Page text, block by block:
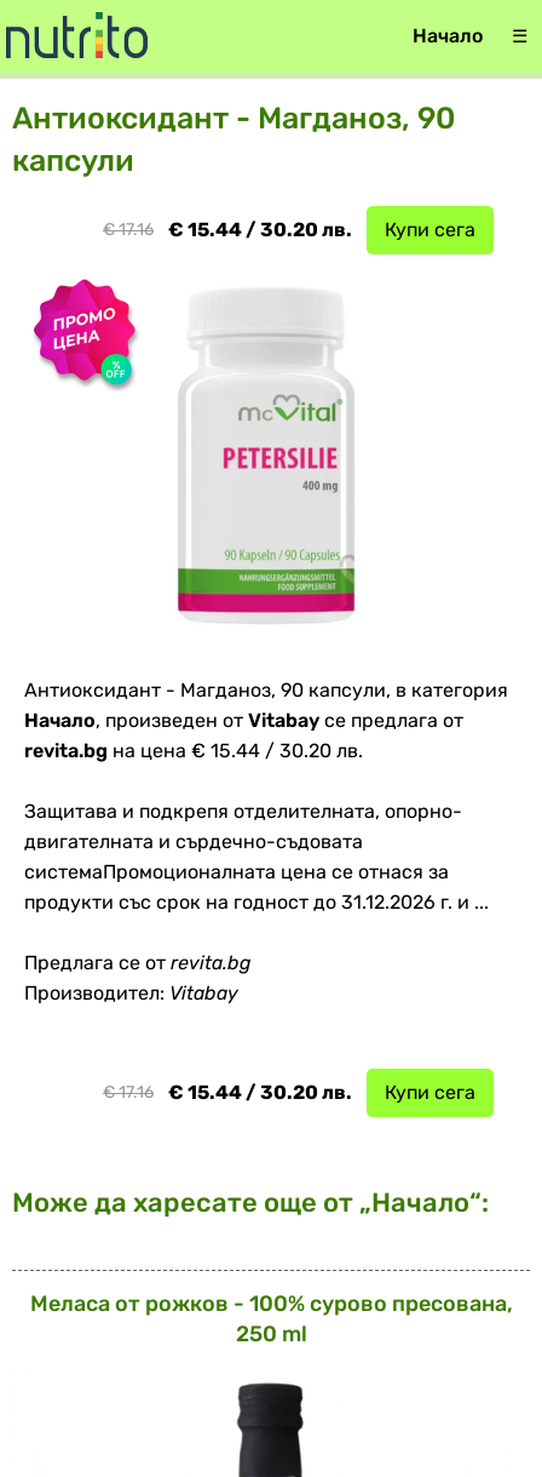
Начало ☰
Антиоксидант - Магданоз, 90
капсули
Купи сега
€ 15.44 / 30.20 лв.
€ 17.16
Антиоксидант - Магданоз, 90 капсули, в категория
Начало, произведен от Vitabay се предлага от
revita.bg на цена € 15.44 / 30.20 лв.
Защитава и подкрепя отделителната, опорно-
двигателната и сърдечно-съдовата
системаПромоционалната цена се отнася за
продукти със срок на годност до 31.12.2026 г. и ...
Предлага се от revita.bg
Производител: Vitabay
Купи сега
€ 15.44 / 30.20 лв.
€ 17.16
Може да харесате още от „Начало“:
Меласа от рожков - 100% сурово пресована,
250 ml